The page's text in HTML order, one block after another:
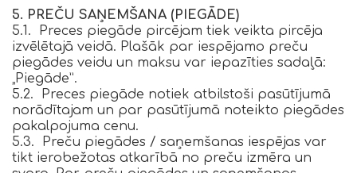
5. PREČU SAŅEMŠANA (PIEGĀDE)
5.1. Preces piegāde pircējam tiek veikta pircēja
izvēlētajā veidā. Plašāk par iespējamo preču
piegādes veidu un maksu var iepazīties sadaļā:
„Piegāde”.
5.2. Preces piegāde notiek atbilstoši pasūtījumā
norādītajam un par pasūtījumā noteikto piegādes
pakalpojuma cenu.
5.3. Preču piegādes / saņemšanas iespējas var
tikt ierobežotas atkarībā no preču izmēra un